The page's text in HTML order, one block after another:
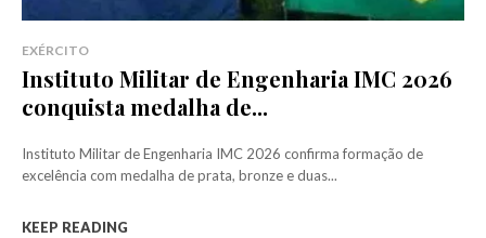
EXÉRCITO
Instituto Militar de Engenharia IMC 2026
conquista medalha de...
Instituto Militar de Engenharia IMC 2026 confirma formação de
excelência com medalha de prata, bronze e duas...
KEEP READING